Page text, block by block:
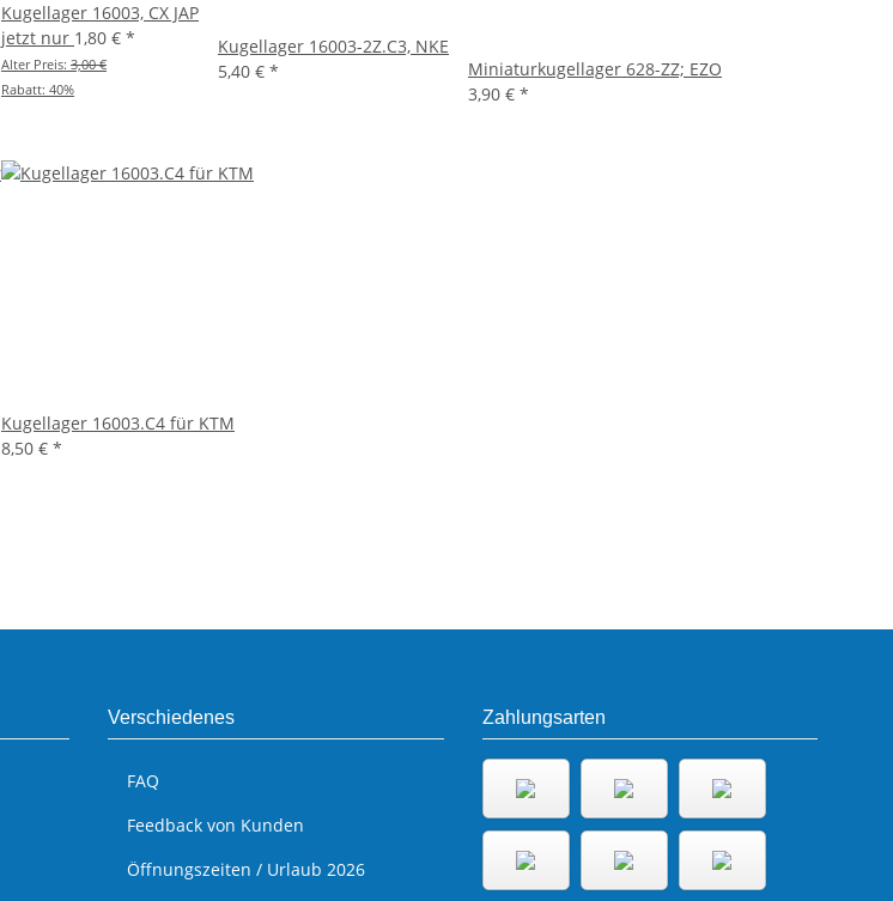
Kugellager 16003, CX JAP
jetzt nur 1,80 € *
Alter Preis: 3,00 €
Rabatt: 40%
Kugellager 16003-2Z.C3, NKE
5,40 € *
Miniaturkugellager 628-ZZ; EZO
3,90 € *
Kugellager 16003.C4 für KTM
8,50 € *
Verschiedenes
FAQ
Feedback von Kunden
Öffnungszeiten / Urlaub 2026
Zahlungsarten